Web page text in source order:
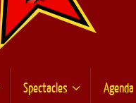
Spectacles Agenda